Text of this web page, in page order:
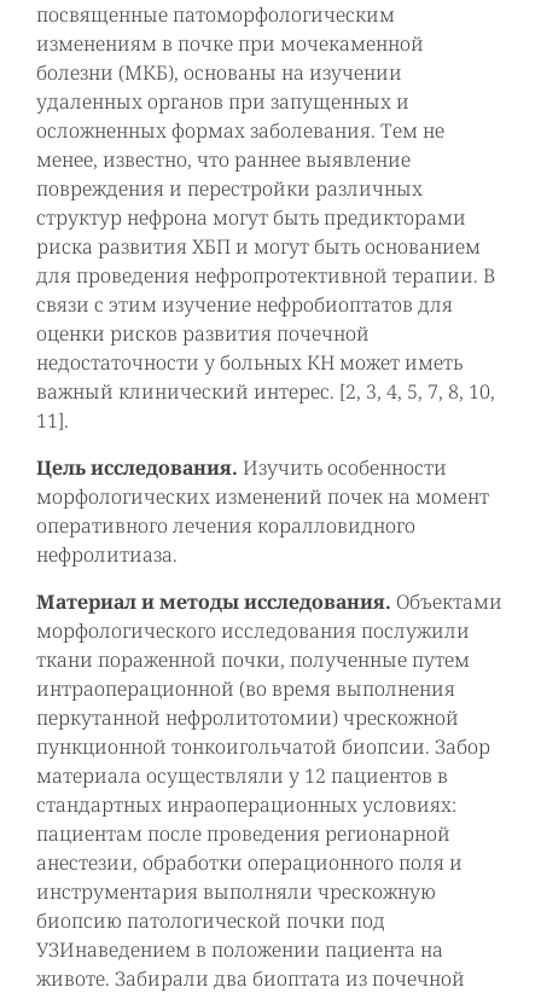
посвященные патоморфологическим
изменениям в почке при мочекаменной
болезни (МКБ), основаны на изучении
удаленных органов при запущенных и
осложненных формах заболевания. Тем не
менее, известно, что раннее выявление
повреждения и перестройки различных
структур нефрона могут быть предикторами
риска развития ХБП и могут быть основанием
для проведения нефропротективной терапии. В
связи с этим изучение нефробиоптатов для
оценки рисков развития почечной
недостаточности у больных КН может иметь
важный клинический интерес. [2, 3, 4, 5, 7, 8, 10,
11].
Цель исследования. Изучить особенности
морфологических изменений почек на момент
оперативного лечения коралловидного
нефролитиаза.
Материал и методы исследования. Объектами
морфологического исследования послужили
ткани пораженной почки, полученные путем
интраоперационной (во время выполнения
перкутанной нефролитотомии) чрескожной
пункционной тонкоигольчатой биопсии. Забор
материала осуществляли у 12 пациентов в
стандартных инраоперационных условиях:
пациентам после проведения регионарной
анестезии, обработки операционного поля и
инструментария выполняли чрескожную
биопсию патологической почки под
УЗИнаведением в положении пациента на
животе. Забирали два биоптата из почечной